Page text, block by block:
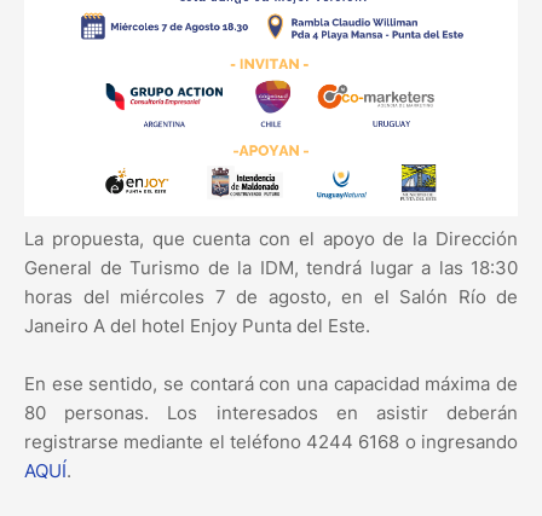
La propuesta, que cuenta con el apoyo de la Dirección
General de Turismo de la IDM, tendrá lugar a las 18:30
horas del miércoles 7 de agosto, en el Salón Río de
Janeiro A del hotel Enjoy Punta del Este.
En ese sentido, se contará con una capacidad máxima de
80 personas. Los interesados en asistir deberán
registrarse mediante el teléfono 4244 6168 o ingresando
AQUÍ.